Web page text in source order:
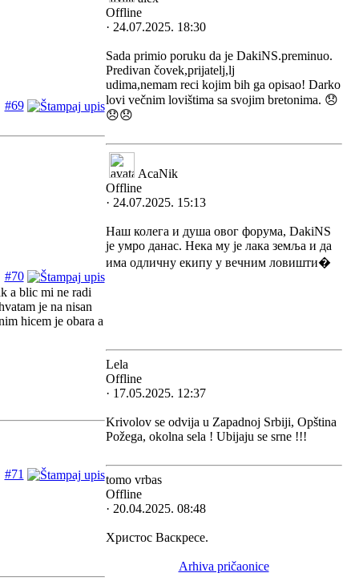
#69
#70
a blic mi ne radi
je na nisan
hicem je obara a
#71
Offline
· 24.07.2025. 18:30
Sada primio poruku da je DakiNS.preminuo.
Predivan čovek,prijatelj,lj
udima,nemam reci kojim bih ga opisao! Darko
lovi večnim lovištima sa svojim bretonima. 😞
😞😞
AcaNik
Offline
· 24.07.2025. 15:13
Наш колега и душа овог форума, DakiNS
је умро данас. Нека му је лака земља и да
има одличну екипу у вечним ловишти�
Lela
Offline
· 17.05.2025. 12:37
Krivolov se odvija u Zapadnoj Srbiji, Opština
Požega, okolna sela ! Ubijaju se srne !!!
tomo vrbas
Offline
· 20.04.2025. 08:48
Христос Васкресе.
Arhiva pričaonice